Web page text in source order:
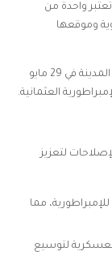
واحدة من
وموقعها
بعد حصار دام 53 يومًا، تمكن محمد الفاتح من اقتحام المدينة في 29 مايو
لتعزيز
مما
لتوسيع